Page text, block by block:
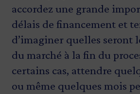
accordez une grande
délais de financement et
d’imaginer quelles seront
du marché à la fin du
certains cas, attendre
ou même quelques mois